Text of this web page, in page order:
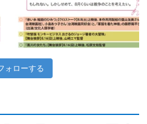
ォローする